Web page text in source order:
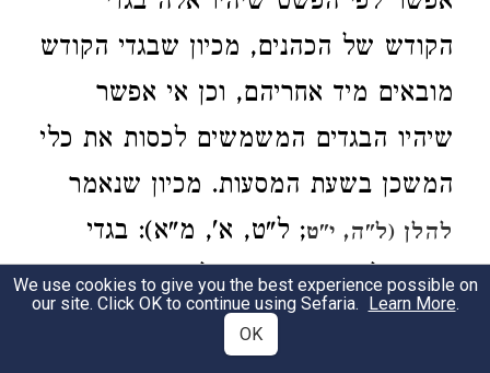
הקודש של הכהנים, מכיון שבגדי הקודש
מובאים מיד אחריהם, וכן אי אפשר
שיהיו הבגדים המשמשים לכסות את כלי
המשכן בשעת המסעות. מכיון שנאמר
להלן (ל"ה, י"ט; ל"ט, א', מ"א): בגדי
השרד לשרת בקדש. אולי הם הבגדים
שהכהנים היו לובשים אותם בימי החורף
We use cookies to give you the best experience possible on
our site. Click OK to continue using Sefaria. Learn More.
OK